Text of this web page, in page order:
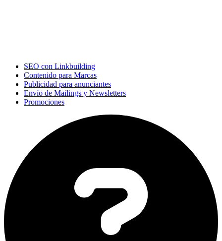
SEO con Linkbuilding
Contenido para Marcas
Publicidad para anunciantes
Envío de Mailings y Newsletters
Promociones